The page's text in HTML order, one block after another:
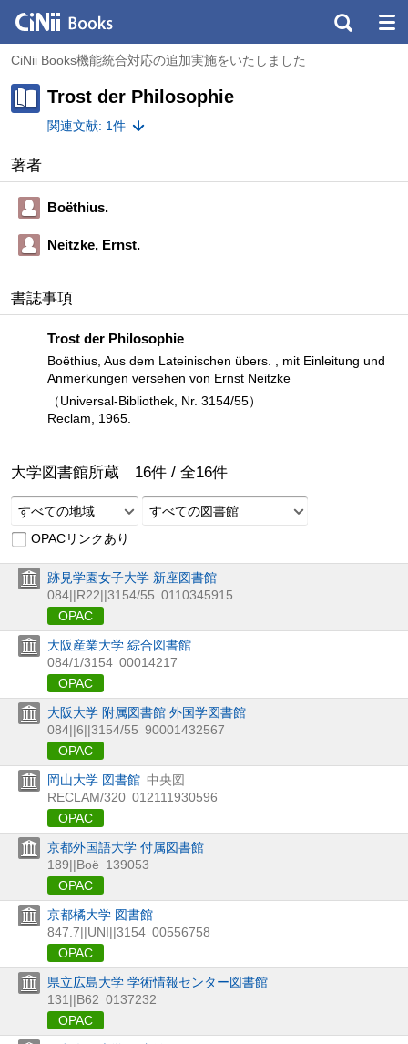
CiNii Books機能統合対応の追加実施をいたしました
Trost der Philosophie
関連文献: 1件
著者
Boëthius.
Neitzke, Ernst.
書誌事項
Trost der Philosophie
Boëthius, Aus dem Lateinischen übers. , mit Einleitung und
Anmerkungen versehen von Ernst Neitzke
（Universal-Bibliothek, Nr. 3154/55）
Reclam, 1965.
大学図書館所蔵 16件 / 全16件
すべての地域
すべての図書館
OPACリンクあり
跡見学園女子大学 新座図書館
084||R22||3154/55 0110345915
OPAC
大阪産業大学 綜合図書館
084/1/3154 00014217
OPAC
大阪大学 附属図書館 外国学図書館
084||6||3154/55 90001432567
OPAC
岡山大学 図書館 中央図
RECLAM/320 012111930596
OPAC
京都外国語大学 付属図書館
189||Boë 139053
OPAC
京都橘大学 図書館
847.7||UNI||3154 00556758
OPAC
県立広島大学 学術情報センター図書館
131||B62 0137232
OPAC